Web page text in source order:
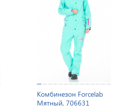
Комбинезон Forcelab
Мятный, 706631